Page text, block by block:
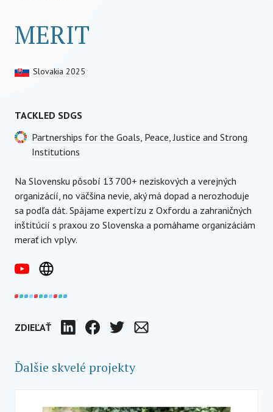
MERIT
Slovakia 2025
TACKLED SDGS
Partnerships for the Goals, Peace, Justice and Strong
Institutions
Na Slovensku pôsobí 13 700+ neziskových a verejných
organizácií, no väčšina nevie, aký má dopad a nerozhoduje
sa podľa dát. Spájame expertízu z Oxfordu a zahraničných
inštitúcií s praxou zo Slovenska a pomáhame organizáciám
merať ich vplyv.
ZDIEĽAŤ LinkedIn FacebookTwitter
Ďalšie skvelé projekty